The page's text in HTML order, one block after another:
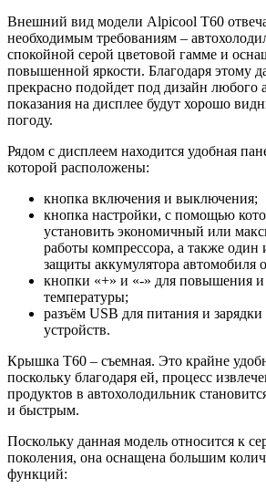
Внешний вид модели Alpicool T60
необходимым требованиям –
спокойной серой цветовой гамме и
повышенной яркости. Благодаря этому
прекрасно подойдет под дизайн любого
показания на дисплее будут хорошо
погоду.
Рядом с дисплеем находится удобная
которой расположены:
кнопка включения и выключения;
кнопка настройки, с помощью
установить экономичный или
работы компрессора, а также один
защиты аккумулятора автомобиля
кнопки «+» и «-» для повышения
температуры;
разъём USB для питания и
устройств.
Крышка T60 – съемная. Это крайне
поскольку благодаря ей, процесс
продуктов в автохолодильник
и быстрым.
Поскольку данная модель относится к
поколения, она оснащена большим
функций: